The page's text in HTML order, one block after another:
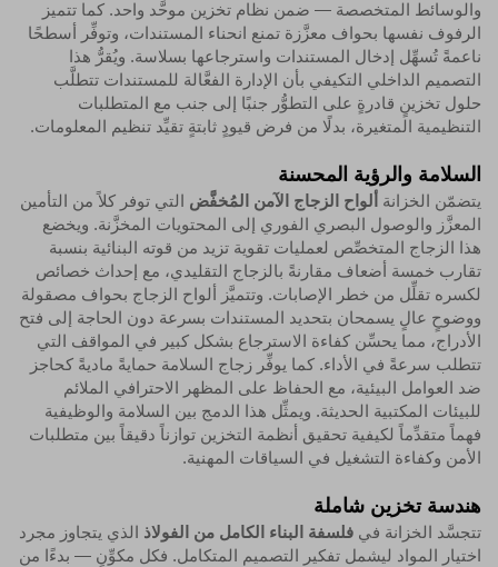
والوسائط المتخصصة — ضمن نظام تخزين موحَّد واحد. كما تتميز
الرفوف نفسها بحواف معزَّزة تمنع انحناء المستندات، وتوفِّر أسطحًا
ناعمةً تُسهِّل إدخال المستندات واسترجاعها بسلاسة. ويُقرُّ هذا
التصميم الداخلي التكيفي بأن الإدارة الفعَّالة للمستندات تتطلَّب
حلول تخزينٍ قادرةٍ على التطوُّر جنبًا إلى جنب مع المتطلبات
التنظيمية المتغيرة، بدلًا من فرض قيودٍ ثابتةٍ تقيِّد تنظيم المعلومات.
السلامة والرؤية المحسنة
يتضمّن الخزانة ألواح الزجاج الآمن المُخفَّض التي توفر كلاً من التأمين
المعزَّز والوصول البصري الفوري إلى المحتويات المخزَّنة. ويخضع
هذا الزجاج المتخصِّص لعمليات تقوية تزيد من قوته البنائية بنسبة
تقارب خمسة أضعاف مقارنةً بالزجاج التقليدي، مع إحداث خصائص
لكسره تقلِّل من خطر الإصابات. وتتميَّز ألواح الزجاج بحواف مصقولة
ووضوحٍ عالٍ يسمحان بتحديد المستندات بسرعة دون الحاجة إلى فتح
الأدراج، مما يحسِّن كفاءة الاسترجاع بشكل كبير في المواقف التي
تتطلب سرعةً في الأداء. كما يوفِّر زجاج السلامة حمايةً ماديةً كحاجز
ضد العوامل البيئية، مع الحفاظ على المظهر الاحترافي الملائم
للبيئات المكتبية الحديثة. ويمثِّل هذا الدمج بين السلامة والوظيفية
فهماً متقدِّماً لكيفية تحقيق أنظمة التخزين توازناً دقيقاً بين متطلبات
الأمن وكفاءة التشغيل في السياقات المهنية.
هندسة تخزين شاملة
تتجسَّد الخزانة في فلسفة البناء الكامل من الفولاذ الذي يتجاوز مجرد
اختيار المواد ليشمل تفكير التصميم المتكامل. فكل مكوِّنٍ — بدءًا من